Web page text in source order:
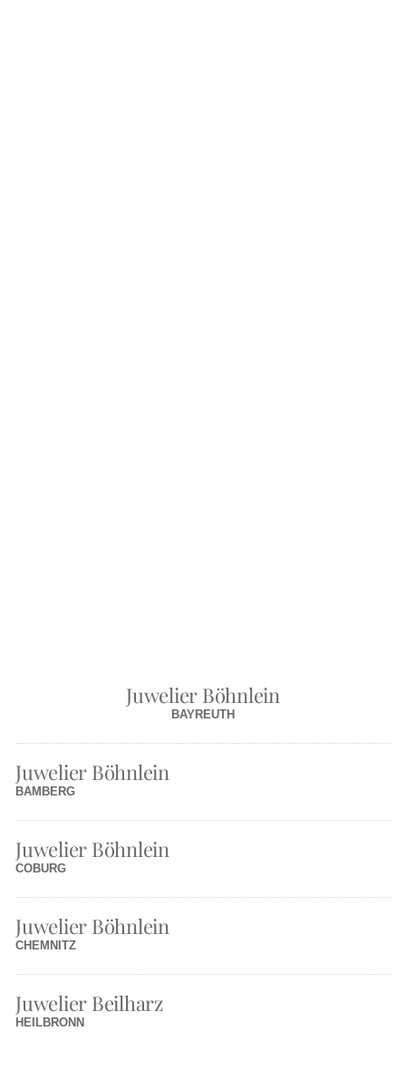
Juwelier Böhnlein
BAYREUTH
Juwelier Böhnlein
BAMBERG
Juwelier Böhnlein
COBURG
Juwelier Böhnlein
CHEMNITZ
Juwelier Beilharz
HEILBRONN